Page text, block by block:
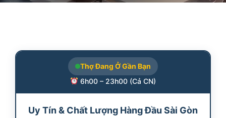
Thợ Đang Ở Gần Bạn
6h00 – 23h00 (Cả CN)
Uy Tín & Chất Lượng Hàng Đầu Sài Gòn